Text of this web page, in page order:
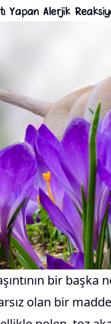
Yapan Alerjik
bir başka
olan bir